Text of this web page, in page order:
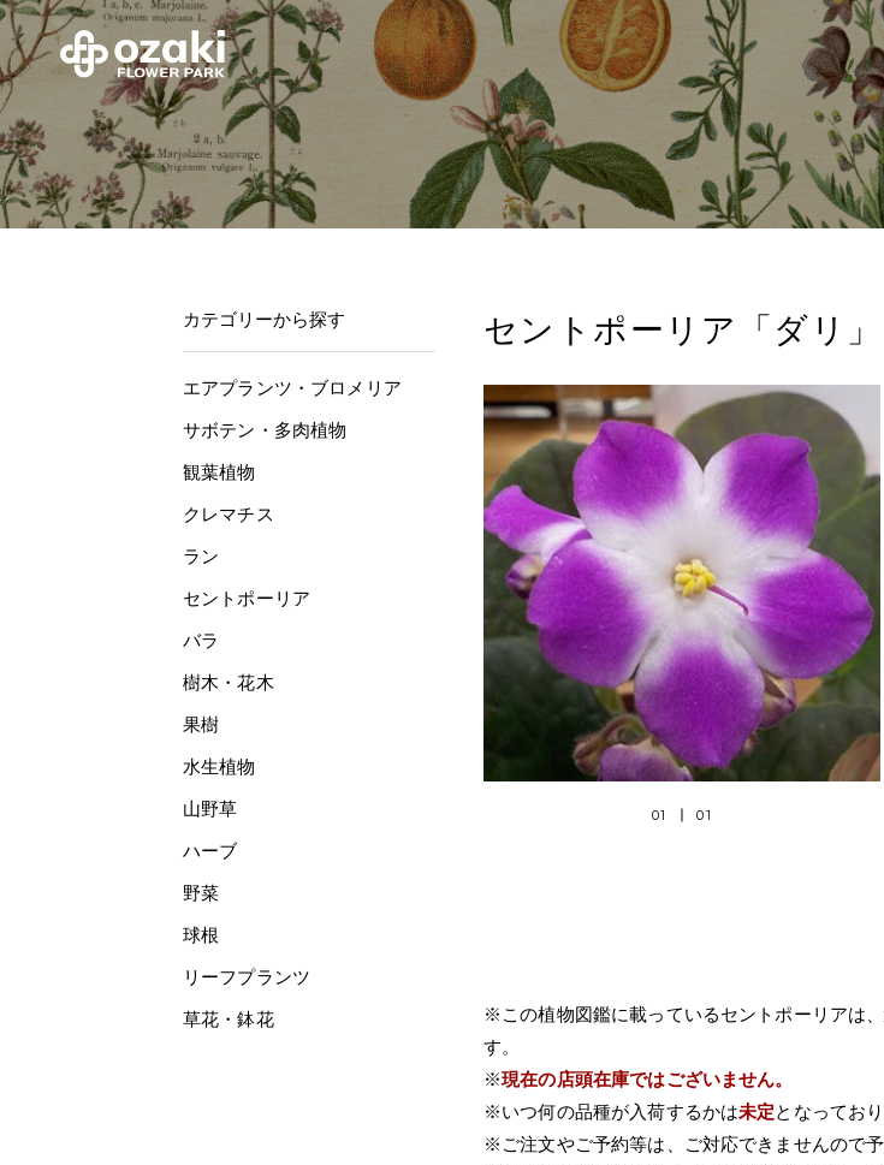
セントポーリア「ダリ」
01 01
※この植物図鑑に載っているセントポーリアは
す。
※現在の店頭在庫ではございません。
※いつ何の品種が入荷するかは未定となっており
※ご注文やご予約等は、ご対応できませんので予
カテゴリーから探す
エアプランツ・ブロメリア
サボテン・多肉植物
観葉植物
クレマチス
ラン
セントポーリア
バラ
樹木・花木
果樹
水生植物
山野草
ハーブ
野菜
球根
リーフプランツ
草花・鉢花